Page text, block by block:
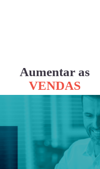
Aumentar as
VENDAS